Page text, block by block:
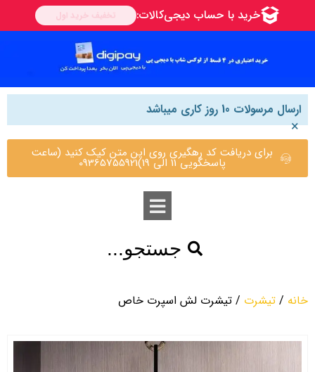
ارسال مرسولات 10 روز کاری میباشد
×
برای دریافت کد رهگیری روی این متن کیک کنید (ساعت
پاسخگویی 11 الی 19)09365755921
جستجو...
خانه / تیشرت / تیشرت لش اسپرت خاص